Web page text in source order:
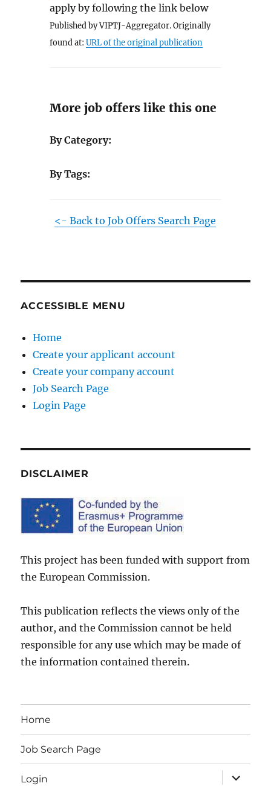
apply by following the link below
Published by VIPTJ-Aggregator. Originally
found at:URL of the original publication
More job offers like this one
By Category:
By Tags:
<- Back to Job Offers Search Page
ACCESSIBLE MENU
Home
Create your applicant account
Create your company account
Job Search Page
Login Page
DISCLAIMER
This project has been funded with support from
the European Commission.
This publication reflects the views only of the
author, and the Commission cannot be held
responsible for any use which may be made of
the information contained therein.
Home
Job Search Page
Login expand